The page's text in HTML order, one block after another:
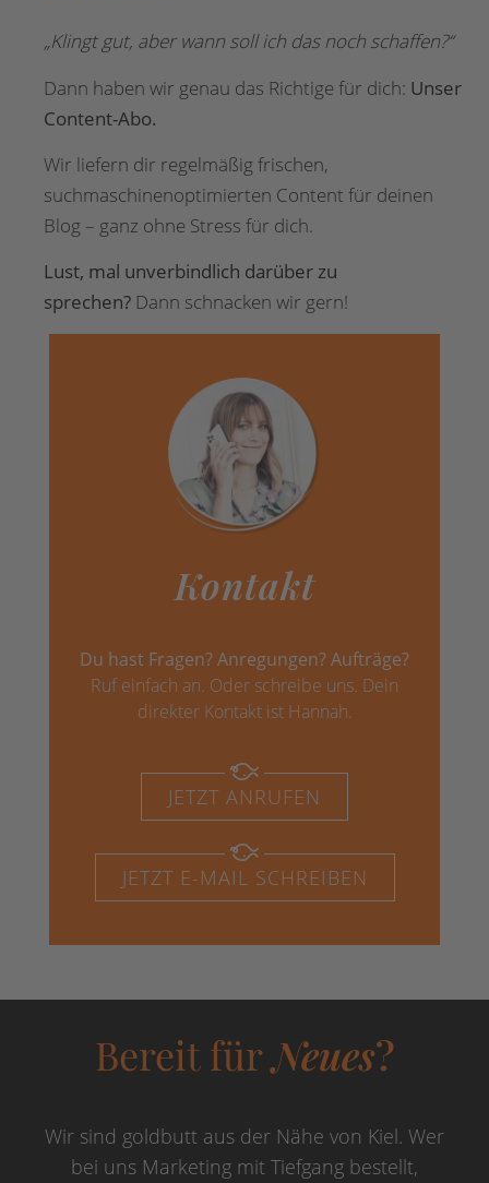
„Klingt gut, aber wann soll ich das noch schaffen?“
Dann haben wir genau das Richtige für dich: Unser
Content-Abo.
Wir liefern dir regelmäßig frischen,
suchmaschinenoptimierten Content für deinen
Blog – ganz ohne Stress für dich.
Lust, mal unverbindlich darüber zu
sprechen? Dann schnacken wir gern!
Kontakt
Du hast Fragen? Anregungen? Aufträge?
Ruf einfach an. Oder schreibe uns. Dein
direkter Kontakt ist Hannah.
JETZT ANRUFEN
JETZT E-MAIL SCHREIBEN
Bereit fürNeues?
Wir sind goldbutt aus der Nähe von Kiel. Wer
bei uns Marketing mit Tiefgang bestellt,